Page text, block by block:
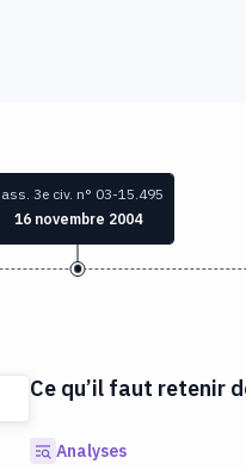
3e civ. n° 03-15.495
16 novembre 2004
Ce qu’il faut retenir
Analyses